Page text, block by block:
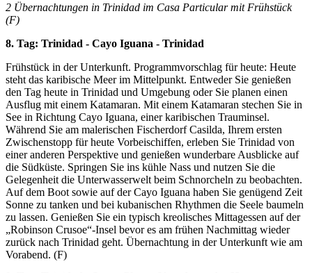
2 Übernachtungen in Trinidad im Casa Particular mit Frühstück
(F)
8. Tag: Trinidad - Cayo Iguana - Trinidad
Frühstück in der Unterkunft. Programmvorschlag für heute: Heute
steht das karibische Meer im Mittelpunkt. Entweder Sie genießen
den Tag heute in Trinidad und Umgebung oder Sie planen einen
Ausflug mit einem Katamaran. Mit einem Katamaran stechen Sie in
See in Richtung Cayo Iguana, einer karibischen Trauminsel.
Während Sie am malerischen Fischerdorf Casilda, Ihrem ersten
Zwischenstopp für heute Vorbeischiffen, erleben Sie Trinidad von
einer anderen Perspektive und genießen wunderbare Ausblicke auf
die Südküste. Springen Sie ins kühle Nass und nutzen Sie die
Gelegenheit die Unterwasserwelt beim Schnorcheln zu beobachten.
Auf dem Boot sowie auf der Cayo Iguana haben Sie genügend Zeit
Sonne zu tanken und bei kubanischen Rhythmen die Seele baumeln
zu lassen. Genießen Sie ein typisch kreolisches Mittagessen auf der
„Robinson Crusoe“-Insel bevor es am frühen Nachmittag wieder
zurück nach Trinidad geht. Übernachtung in der Unterkunft wie am
Vorabend. (F)